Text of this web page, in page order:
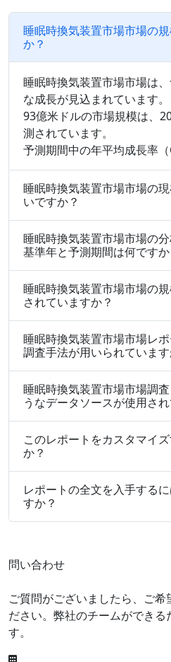
睡眠時換気装置市場市場の
か？
睡眠時換気装置市場市場は
な成長が見込まれています。
93億米ドルの市場規模は、
測されています。
予測期間中の年平均成長率（
睡眠時換気装置市場市場の
いですか？
睡眠時換気装置市場市場の
基準年と予測期間は何ですか
睡眠時換気装置市場市場の
されていますか？
睡眠時換気装置市場市場レ
調査手法が用いられています
睡眠時換気装置市場市場調
うなデータソースが使用さ
このレポートをカスタマイ
か？
レポートの全文を入手する
すか？
問い合わせ
ご質問がございましたら、ご希
ださい。弊社のチームができる
す。